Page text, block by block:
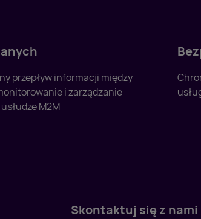
przepływ informacji między
i zarządzanie
M2M
Skontaktuj się z